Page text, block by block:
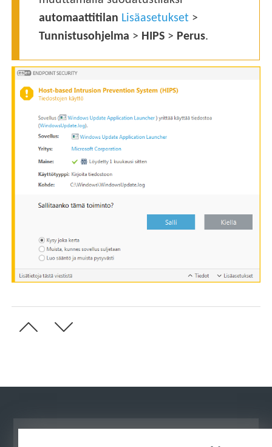
automaattitilan Lisäasetukset >
Tunnistusohjelma > HIPS > Perus.